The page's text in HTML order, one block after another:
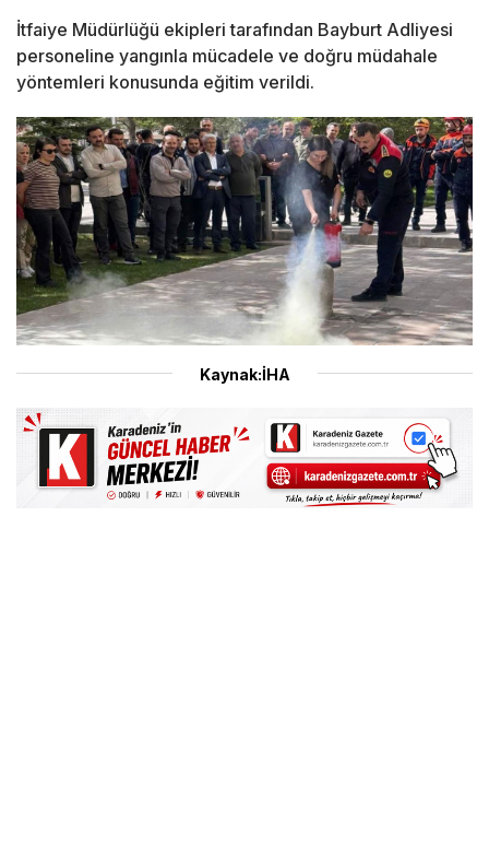
İtfaiye Müdürlüğü ekipleri tarafından Bayburt Adliyesi
personeline yangınla mücadele ve doğru müdahale
yöntemleri konusunda eğitim verildi.
Kaynak:İHA